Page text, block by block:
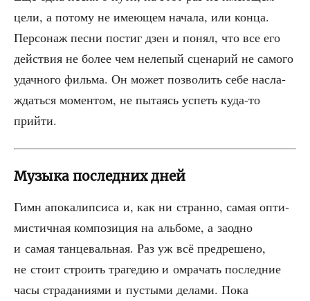
цели, а пото­му не име­ю­щем нача­ла, или кон­ца.
Пер­со­наж пес­ни постиг дзен и понял, что все его
дей­ствия не более чем неле­пый сце­на­рий не само­го
удач­но­го филь­ма. Он может поз­во­лить себе насла­
ждать­ся момен­том, не пыта­ясь успеть куда-то
прийти.
Музыка последних дней
Гимн апо­ка­лип­си­са и, как ни стран­но, самая опти­
ми­стич­ная ком­по­зи­ция на аль­бо­ме, а заод­но
и самая тан­це­валь­ная. Раз уж всё пред­ре­ше­но,
не сто­ит стро­ить тра­ге­дию и омра­чать послед­ние
часы стра­да­ни­я­ми и пусты­ми дела­ми. Пока